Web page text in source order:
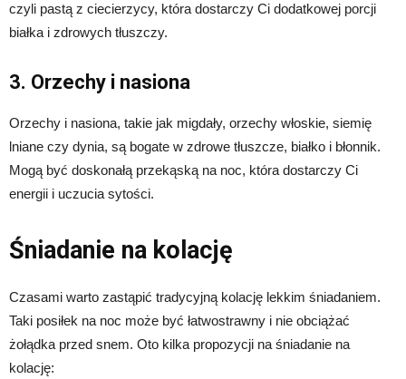
czyli pastą z ciecierzycy, która dostarczy Ci dodatkowej porcji
białka i zdrowych tłuszczy.
3. Orzechy i nasiona
Orzechy i nasiona, takie jak migdały, orzechy włoskie, siemię
lniane czy dynia, są bogate w zdrowe tłuszcze, białko i błonnik.
Mogą być doskonałą przekąską na noc, która dostarczy Ci
energii i uczucia sytości.
Śniadanie na kolację
Czasami warto zastąpić tradycyjną kolację lekkim śniadaniem.
Taki posiłek na noc może być łatwostrawny i nie obciążać
żołądka przed snem. Oto kilka propozycji na śniadanie na
kolację: